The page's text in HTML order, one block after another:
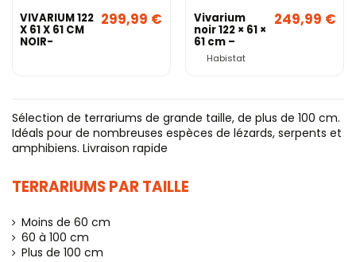
VIVARIUM 122
X 61 X 61 CM
NOIR-
299,99 € Vivarium
noir 122 × 61 ×
61 cm –
HabiStat
Habistat
249,99 €
Sélection de terrariums de grande taille, de plus de 100 cm.
Idéals pour de nombreuses espèces de lézards, serpents et
amphibiens. Livraison rapide
TERRARIUMS PAR TAILLE
Moins de 60 cm
60 à 100 cm
Plus de 100 cm